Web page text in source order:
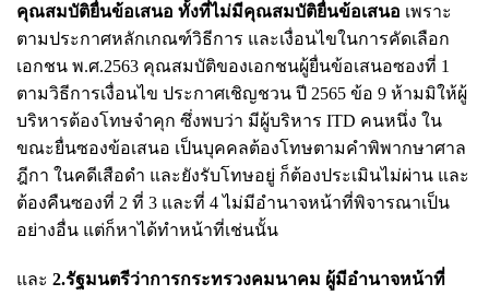
คุณสมบัติยื่นข้อเสนอ ทั้งที่ไม่มีคุณสมบัติยื่นข้อเสนอ เพราะ
ตามประกาศหลักเกณฑ์วิธีการ และเงื่อนไขในการคัดเลือก
เอกชน พ.ศ.2563 คุณสมบัติของเอกชนผู้ยื่นข้อเสนอซองที่ 1
ตามวิธีการเงื่อนไข ประกาศเชิญชวน ปี 2565 ข้อ 9 ห้ามมิให้ผู้
บริหารต้องโทษจำคุก ซึ่งพบว่า มีผู้บริหาร ITD คนหนึ่ง ใน
ขณะยื่นซองข้อเสนอ เป็นบุคคลต้องโทษตามคำพิพากษาศาล
ฎีกา ในคดีเสือดำ และยังรับโทษอยู่ ก็ต้องประเมินไม่ผ่าน และ
ต้องคืนซองที่ 2 ที่ 3 และที่ 4 ไม่มีอำนาจหน้าที่พิจารณาเป็น
อย่างอื่น แต่ก็หาได้ทำหน้าที่เช่นนั้น
และ 2.รัฐมนตรีว่าการกระทรวงคมนาคม ผู้มีอำนาจหน้าที่